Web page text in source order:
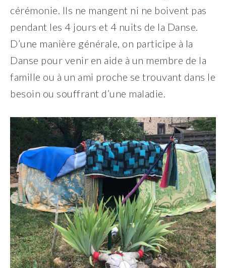
cérémonie. Ils ne mangent ni ne boivent pas
pendant les 4 jours et 4 nuits de la Danse.
D’une manière générale, on participe à la
Danse pour venir en aide à un membre de la
famille ou à un ami proche se trouvant dans le
besoin ou souffrant d’une maladie.